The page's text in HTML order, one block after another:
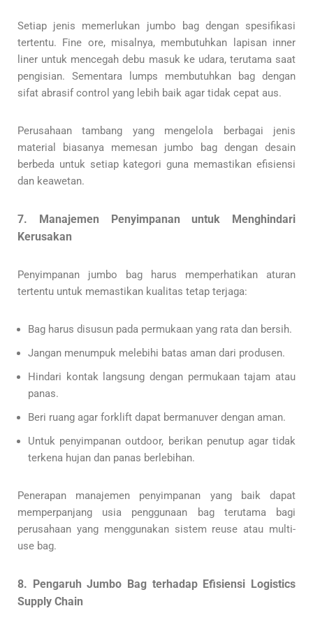
Setiap jenis memerlukan jumbo bag dengan spesifikasi
tertentu. Fine ore, misalnya, membutuhkan lapisan inner
liner untuk mencegah debu masuk ke udara, terutama saat
pengisian. Sementara lumps membutuhkan bag dengan
sifat abrasif control yang lebih baik agar tidak cepat aus.
Perusahaan tambang yang mengelola berbagai jenis
material biasanya memesan jumbo bag dengan desain
berbeda untuk setiap kategori guna memastikan efisiensi
dan keawetan.
7. Manajemen Penyimpanan untuk Menghindari
Kerusakan
Penyimpanan jumbo bag harus memperhatikan aturan
tertentu untuk memastikan kualitas tetap terjaga:
Bag harus disusun pada permukaan yang rata dan bersih.
Jangan menumpuk melebihi batas aman dari produsen.
Hindari kontak langsung dengan permukaan tajam atau
panas.
Beri ruang agar forklift dapat bermanuver dengan aman.
Untuk penyimpanan outdoor, berikan penutup agar tidak
terkena hujan dan panas berlebihan.
Penerapan manajemen penyimpanan yang baik dapat
memperpanjang usia penggunaan bag terutama bagi
perusahaan yang menggunakan sistem reuse atau multi-
use bag.
8. Pengaruh Jumbo Bag terhadap Efisiensi Logistics
Supply Chain